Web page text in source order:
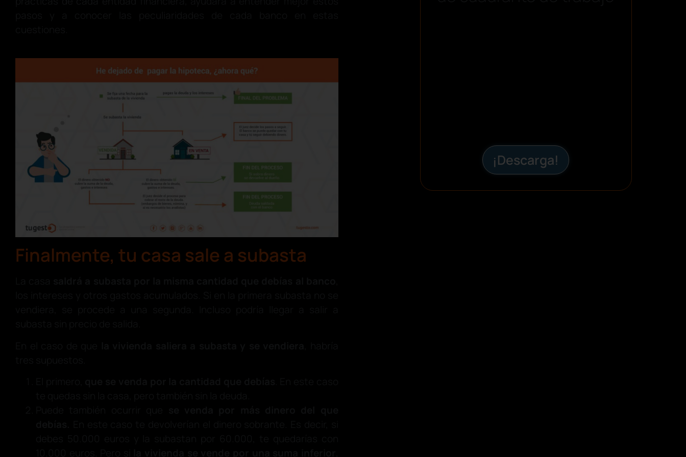
Finalmente, tu casa sale a subasta
¡Descarga!